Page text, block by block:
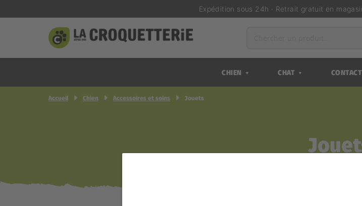
Expédition sous 24h · Retrait gratuit en
CHIEN ▼ CHAT ▼ CONTACT
Accueil Chien Accessoires et soins Jouets